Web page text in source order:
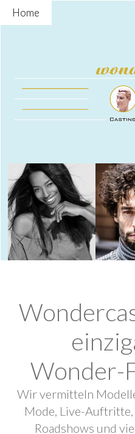
Home
Wonder-
Wir vermitteln
Mode, Live-Auftritte,
Roadshows und